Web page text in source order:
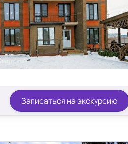
Записаться на экскурсию